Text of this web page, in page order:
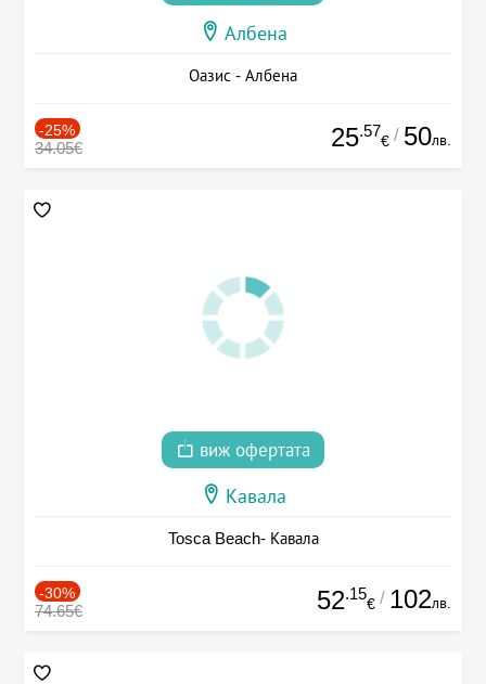
Албена
Оазис - Албена
-25%
34.05€ 25.57
€ / 50лв.
виж офертата
Кавала
Tosca Beach- Кавала
-30%
74.65€ 52.15
€ / 102лв.